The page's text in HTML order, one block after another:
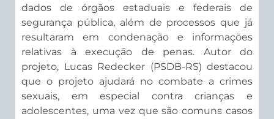
dados de órgãos estaduais e federais de
segurança pública, além de processos que já
resultaram em condenação e informações
relativas à execução de penas. Autor do
projeto, Lucas Redecker (PSDB-RS) destacou
que o projeto ajudará no combate a crimes
sexuais, em especial contra crianças e
adolescentes, uma vez que são comuns casos